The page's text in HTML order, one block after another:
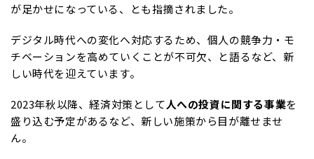
が足かせになっている、とも指摘されました。
デジタル時代への変化へ対応するため、個人の競争力・モ
チベーションを高めていくことが不可欠、と語るなど、新
しい時代を迎えています。
2023年秋以降、経済対策として人への投資に関する事業を
盛り込む予定があるなど、新しい施策から目が離せませ
ん。